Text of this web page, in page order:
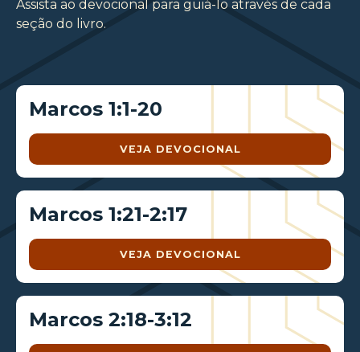
Assista ao devocional para guiá-lo através de cada
seção do livro.
Marcos 1:1-20
VEJA DEVOCIONAL
Marcos 1:21-2:17
VEJA DEVOCIONAL
Marcos 2:18-3:12